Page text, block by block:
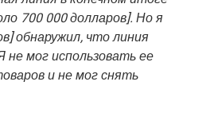
700 000 долларов]. Но я
обнаружил, что линия
не мог использовать ее
и не мог снять